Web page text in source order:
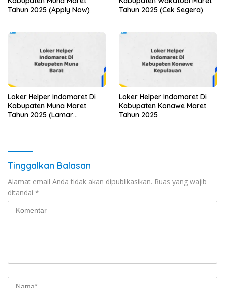
Tahun 2025 (Apply Now)
Tahun 2025 (Cek Segera)
Loker Helper Indomaret Di
Kabupaten Muna Maret
Tahun 2025 (Lamar
Loker Helper Indomaret Di
Kabupaten Konawe Maret
Tahun 2025
Tinggalkan Balasan
Alamat email Anda tidak akan dipublikasikan. Ruas yang wajib
ditandai *